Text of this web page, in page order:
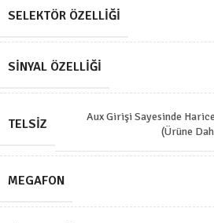
SELEKTÖR ÖZELLIĞI
SINYAL ÖZELLIĞI
TELSIZ
Aux Girişi Sayesinde
(Ürüne
MEGAFON